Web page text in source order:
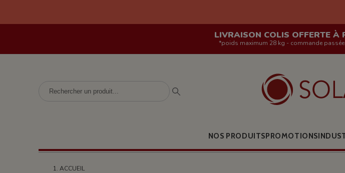
LIVRAISON COLIS OFFERTE
*poids maximum 28 kg - commande
NOS PRODUITSPROMOTIONS
ACCUEIL